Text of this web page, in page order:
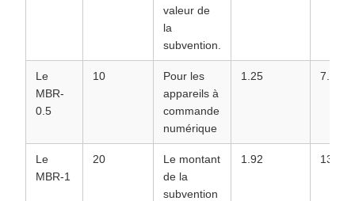
valeur de
la
subvention.
Le
MBR-
0.5
10
Pour les
appareils à
commande
numérique
1.25 7.25
Le
MBR-1
20
Le montant
de la
subvention
1.92 13.92